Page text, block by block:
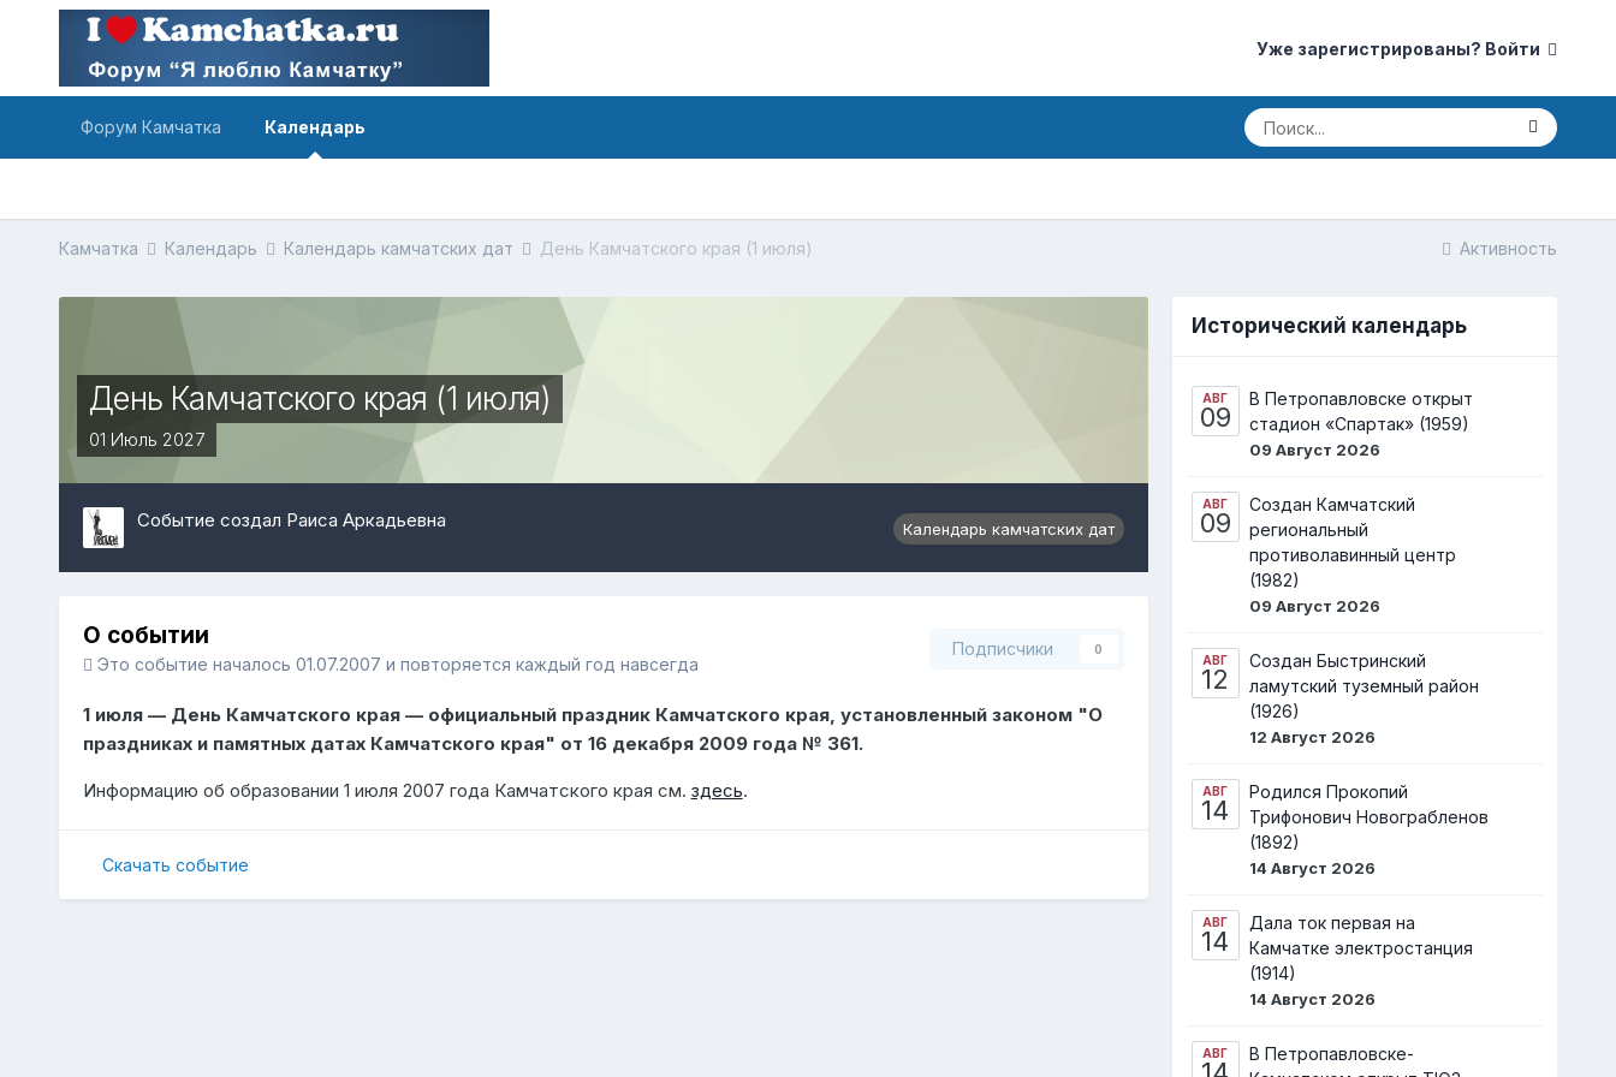
Уже зарегистрированы? Войти
Форум Камчатка Календарь
Активность
Камчатка Календарь Календарь камчатских дат День Камчатского края (1 июля)
День Камчатского края (1 июля)
01 Июль 2027
Календарь камчатских дат
Событие создал Раиса Аркадьевна
О событии
Это событие началось 01.07.2007 и повторяется каждый год навсегда
Подписчики 0
1 июля — День Камчатского края — официальный праздник Камчатского края, установленный законом "О
праздниках и памятных датах Камчатского края" от 16 декабря 2009 года № 361.
Информацию об образовании 1 июля 2007 года Камчатского края см. здесь.
Скачать событие
Исторический календарь
АВГ
09
В Петропавловске открыт
стадион «Спартак» (1959)
09 Август 2026
АВГ
09
Создан Камчатский
региональный
противолавинный центр
(1982)
09 Август 2026
АВГ
12
Создан Быстринский
ламутский туземный район
(1926)
12 Август 2026
АВГ
14
Родился Прокопий
Трифонович Новограбленов
(1892)
14 Август 2026
АВГ
14
Дала ток первая на
Камчатке электростанция
(1914)
14 Август 2026
АВГ
В Петропавловске-